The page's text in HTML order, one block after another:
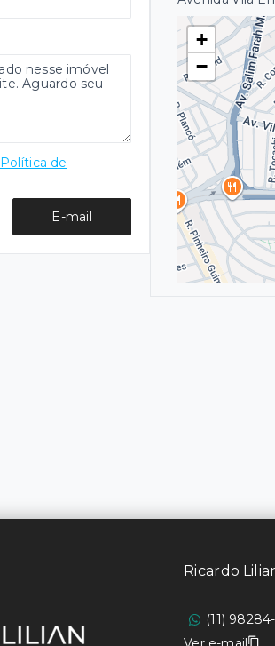
+
−
Política de
E-mail
Ricardo
(11)